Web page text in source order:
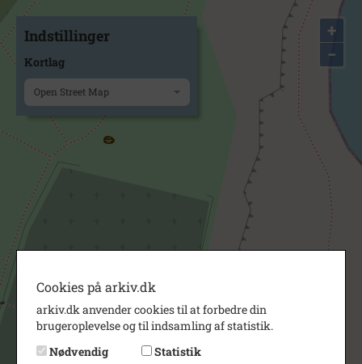
+
−
Indstillinger
Kortlag
Open Street Map
Cookies på arkiv.dk
arkiv.dk anvender cookies til at forbedre din
brugeroplevelse og til indsamling af statistik.
Nødvendig
Statistik